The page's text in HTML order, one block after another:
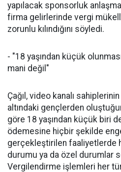
yapılacak sponsorluk
firma gelirlerinde vergi
zorunlu kılındığını söyledi.
- "18 yaşından küçük
mani değil"
Çağıl, video kanalı
altındaki gençlerden
göre 18 yaşından küçük biri
ödemesine hiçbir şekilde
gerçekleştirilen faaliyetlerde
durumu ya da özel durumlar
Vergilendirme işlemleri her